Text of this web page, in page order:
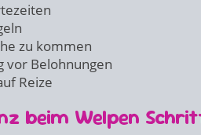
zu kommen
vor Belohnungen
Reize
beim Welpen